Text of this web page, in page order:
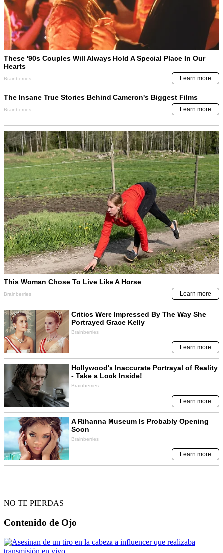
NO TE PIERDAS
Contenido de Ojo